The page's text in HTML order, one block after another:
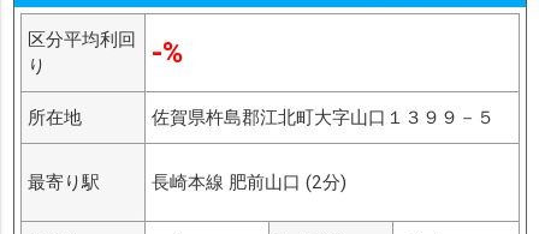
区分平均利回
り
-%
所在地 佐賀県杵島郡江北町大字山口１３９９－５
最寄り駅 長崎本線 肥前山口 (2分)